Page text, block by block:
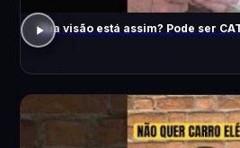
Sua visão está assim? Pode ser